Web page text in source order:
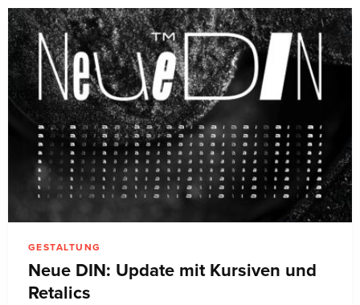
GESTALTUNG
Neue DIN: Update mit Kursiven und
Retalics